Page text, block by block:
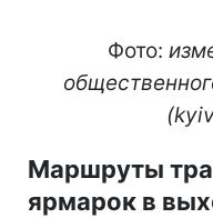
Фото:
Маршруты
ярмарок в